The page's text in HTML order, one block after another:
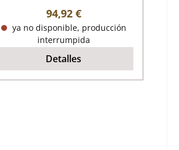
Precio normal:
94,92 €
ya no disponible, producción
interrumpida
Detalles